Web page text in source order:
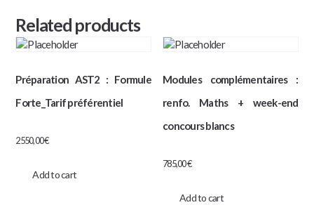
MONTMARTRE
quantity
Related products
Préparation AST2 : Formule
Forte_Tarif préférentiel
2550,00€
Add to cart
Modules complémentaires :
renfo. Maths + week-end
concours blancs
785,00€
Add to cart